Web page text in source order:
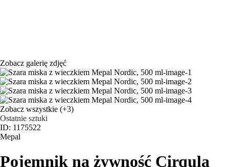
Zobacz galerię zdjęć
Zobacz wszystkie (+3)
Ostatnie sztuki
ID: 1175522
Mepal
Pojemnik na żywność Cirqula